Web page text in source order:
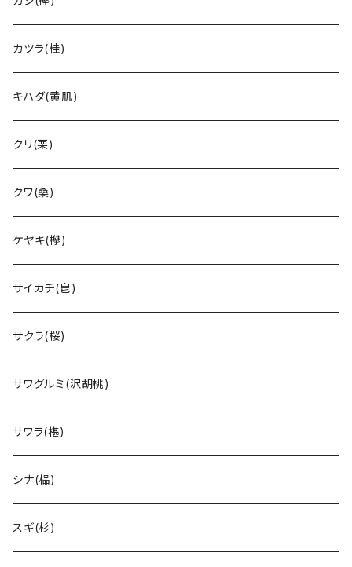
カツラ(桂)
キハダ(黄肌)
クリ(栗)
クワ(桑)
ケヤキ(欅)
サイカチ(皀)
サクラ(桜)
サワグルミ(沢胡桃)
サワラ(椹)
シナ(榀)
スギ(杉)